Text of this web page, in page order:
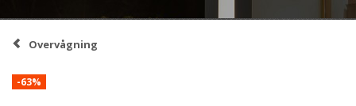
Overvågning
-63%